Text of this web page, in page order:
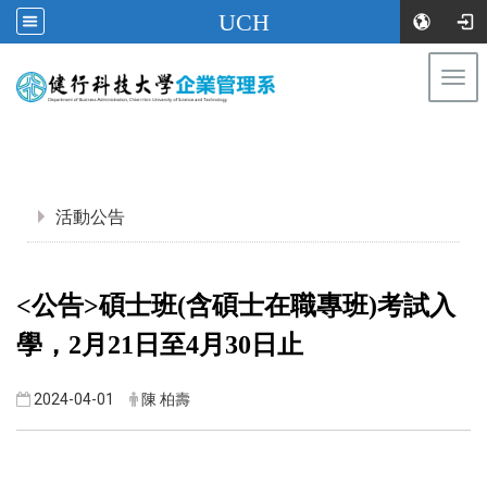
UCH
活動公告
<公告>碩士班(含碩士在職專班)考試入
學，2月21日至4月30日止
2024-04-01 陳 柏壽